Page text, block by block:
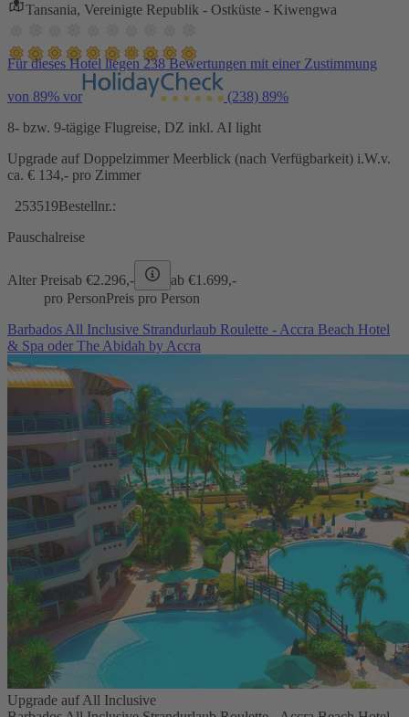
Tansania, Vereinigte Republik - Ostküste - Kiwengwa
Für dieses Hotel liegen 238 Bewertungen mit einer Zustimmung
von 89% vor (238) 89%
8- bzw. 9-tägige Flugreise, DZ inkl. AI light
Upgrade auf Doppelzimmer Meerblick (nach Verfügbarkeit) i.W.v.
ca. € 134,- pro Zimmer
253519Bestellnr.:
Pauschalreise
Alter Preisab €2.296,- ab €1.699,-
pro PersonPreis pro Person
Barbados All Inclusive Strandurlaub Roulette - Accra Beach Hotel
& Spa oder The Abidah by Accra
Upgrade auf All Inclusive